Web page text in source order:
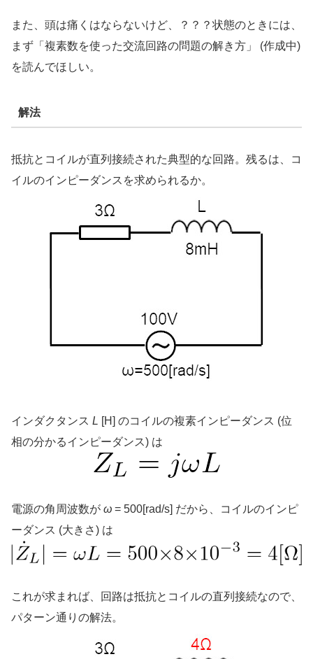
また、頭は痛くはならないけど、？？？状態のときには、
まず「複素数を使った交流回路の問題の解き方」 (作成中)
を読んでほしい。
解法
抵抗とコイルが直列接続された典型的な回路。残るは、コ
イルのインピーダンスを求められるか。
インダクタンス L [H] のコイルの複素インピーダンス (位
相の分かるインピーダンス) は
電源の角周波数が ω = 500[rad/s] だから、コイルのインピ
ーダンス (大きさ) は
これが求まれば、回路は抵抗とコイルの直列接続なので、
パターン通りの解法。